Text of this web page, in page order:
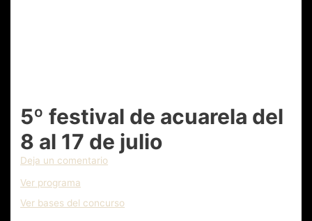
5º festival de acuarela del
8 al 17 de julio
Deja un comentario
Ver programa
Ver bases del concurso